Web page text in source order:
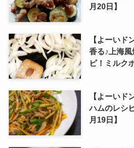
月20日】
【よーいド
香る♪上海
ピ！ミルク
【よーいド
ハムのレシ
月19日】